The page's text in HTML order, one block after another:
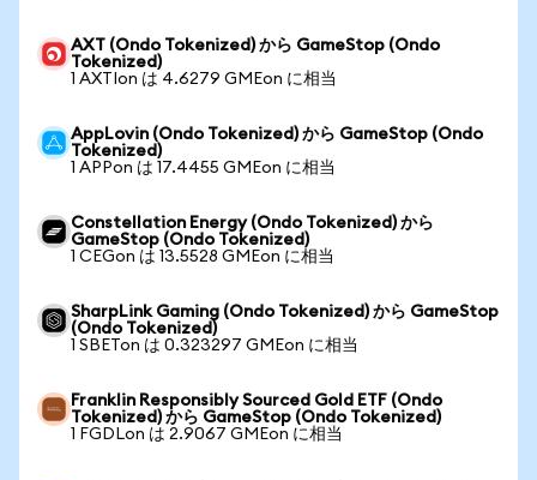
AXT (Ondo Tokenized) から GameStop (Ondo
Tokenized)
1 AXTIon は 4.6279 GMEon に相当
AppLovin (Ondo Tokenized) から GameStop (Ondo
Tokenized)
1 APPon は 17.4455 GMEon に相当
Constellation Energy (Ondo Tokenized) から
GameStop (Ondo Tokenized)
1 CEGon は 13.5528 GMEon に相当
SharpLink Gaming (Ondo Tokenized) から GameStop
(Ondo Tokenized)
1 SBETon は 0.323297 GMEon に相当
Franklin Responsibly Sourced Gold ETF (Ondo
Tokenized) から GameStop (Ondo Tokenized)
1 FGDLon は 2.9067 GMEon に相当